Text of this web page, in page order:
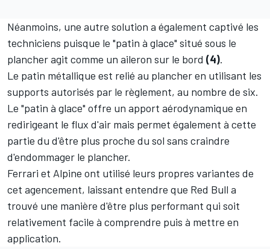
Néanmoins, une autre solution a également captivé les
techniciens puisque le "patin à glace" situé sous le
plancher agit comme un aileron sur le bord (4).
Le patin métallique est relié au plancher en utilisant les
supports autorisés par le règlement, au nombre de six.
Le "patin à glace" offre un apport aérodynamique en
redirigeant le flux d'air mais permet également à cette
partie du d'être plus proche du sol sans craindre
d'endommager le plancher.
Ferrari et Alpine ont utilisé leurs propres variantes de
cet agencement, laissant entendre que Red Bull a
trouvé une manière d'être plus performant qui soit
relativement facile à comprendre puis à mettre en
application.